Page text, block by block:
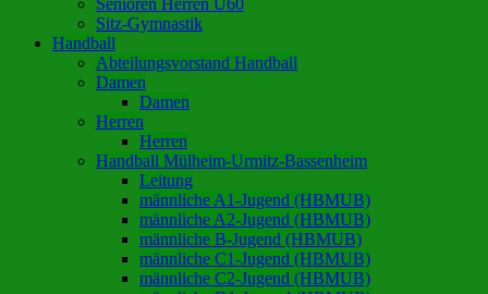
Sitz-Gymnastik
Handball
Abteilungsvorstand Handball
Damen
Damen
Herren
Herren
Handball Mülheim-Urmitz-Bassenheim
Leitung
männliche A1-Jugend (HBMUB)
männliche A2-Jugend (HBMUB)
männliche B-Jugend (HBMUB)
männliche C1-Jugend (HBMUB)
männliche C2-Jugend (HBMUB)